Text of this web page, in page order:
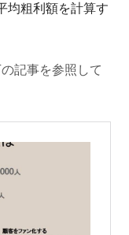
均粗利額を計算す
記事を参照して